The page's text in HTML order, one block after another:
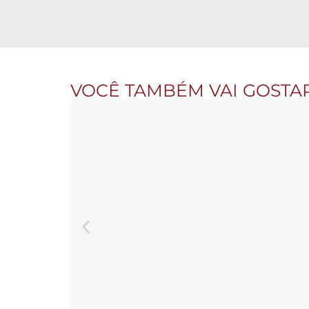
VOCÊ TAMBÉM VAI